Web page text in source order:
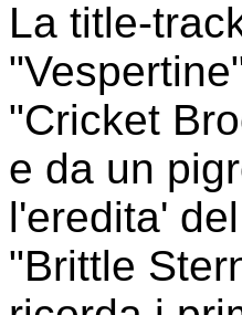
La title-
"Cricket
e da un
l'eredita'
"Brittle